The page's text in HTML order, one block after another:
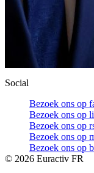
Social
Bezoek ons op
Bezoek ons op
Bezoek ons op
Bezoek ons op
Bezoek ons op
© 2026 Euractiv FR